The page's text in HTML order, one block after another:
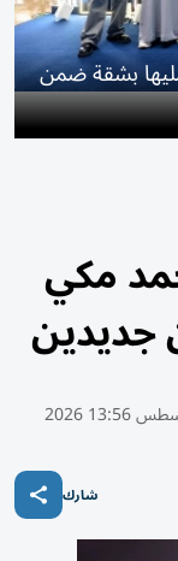
بشقة ضمن
أحمد مكي
جديدين
شارك